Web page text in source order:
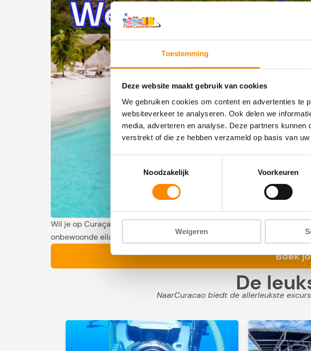
Toestemming
Deze website maakt gebruik van cookies
We gebruiken cookies om content en advertenties te
websiteverkeer te analyseren. Ook delen we
media, adverteren en analyse. Deze partners
verstrekt of die ze hebben verzameld op basis van
Noodzakelijk
Voorkeuren
Weigeren
Wil je op Curaçao een mooie boottrip maken dan heb je eigenlijk
onbewoonde eilandje Klein Curaçao. Maar welke boottrip past het
Boek
De
NaarCuracao biedt de allerleukste